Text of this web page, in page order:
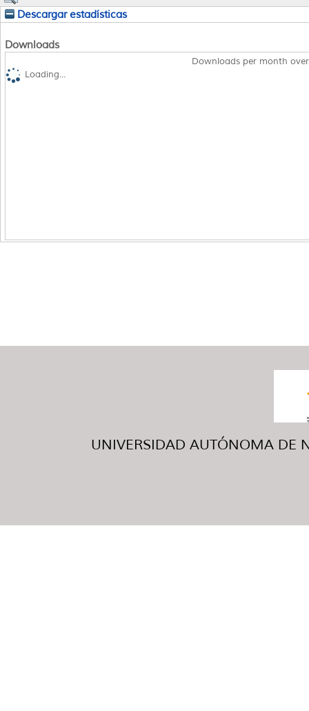
Descargar estadísticas
Downloads
Downloads per month
Loading...
UNIVERSIDAD AUTÓNOMA DE